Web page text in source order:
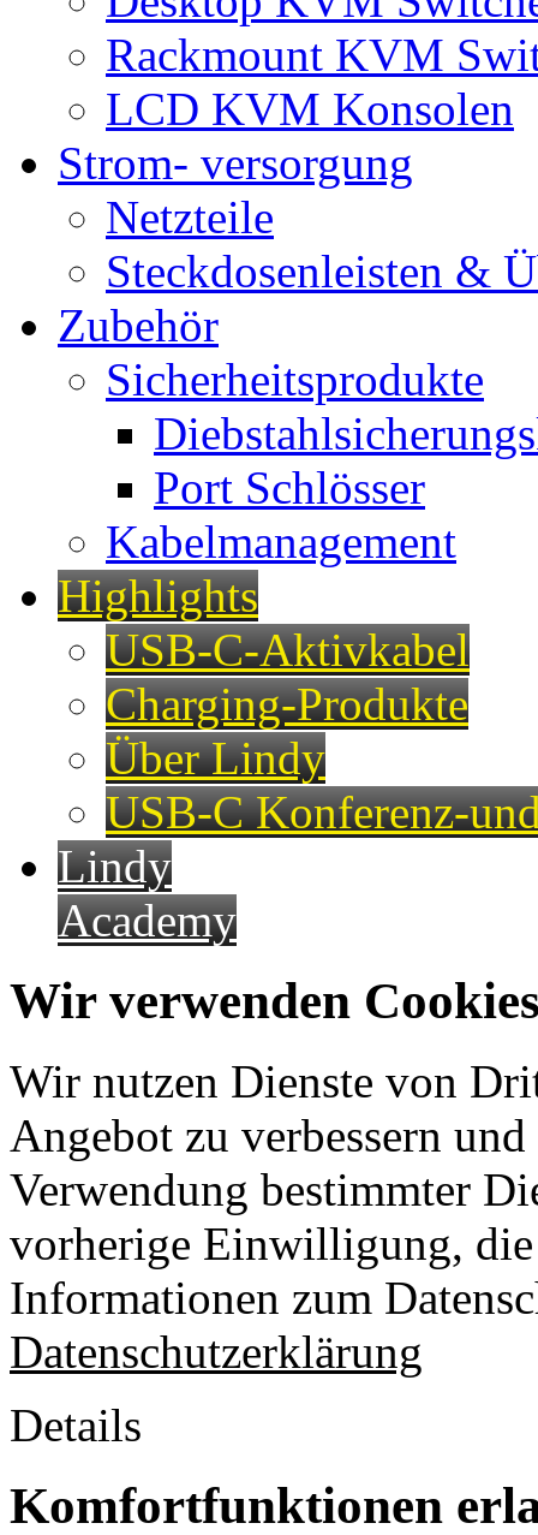
Rackmount KVM
LCD KVM Konsolen
Strom- versorgung
Netzteile
Steckdosenleisten &
Zubehör
Sicherheitsprodukte
Port Schlösser
Kabelmanagement
Highlights
USB-C-Aktivkabel
Charging-Produkte
Über Lindy
USB-C Konferenz-
Lindy
Academy
Wir verwenden
Wir nutzen Dienste von
Angebot zu verbessern
Verwendung bestimmter
vorherige Einwilligung,
Informationen zum
Datenschutzerklärung
Details
Komfortfunktionen